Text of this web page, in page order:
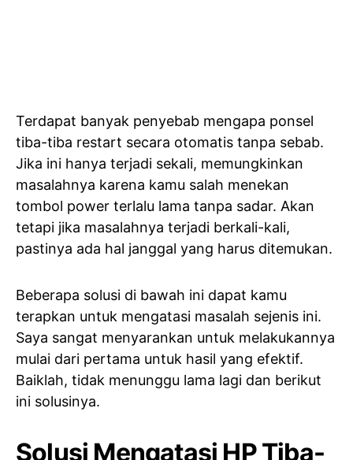
Terdapat banyak penyebab mengapa ponsel
tiba-tiba restart secara otomatis tanpa sebab.
Jika ini hanya terjadi sekali, memungkinkan
masalahnya karena kamu salah menekan
tombol power terlalu lama tanpa sadar. Akan
tetapi jika masalahnya terjadi berkali-kali,
pastinya ada hal janggal yang harus ditemukan.
Beberapa solusi di bawah ini dapat kamu
terapkan untuk mengatasi masalah sejenis ini.
Saya sangat menyarankan untuk melakukannya
mulai dari pertama untuk hasil yang efektif.
Baiklah, tidak menunggu lama lagi dan berikut
ini solusinya.
Solusi Mengatasi HP Tiba-